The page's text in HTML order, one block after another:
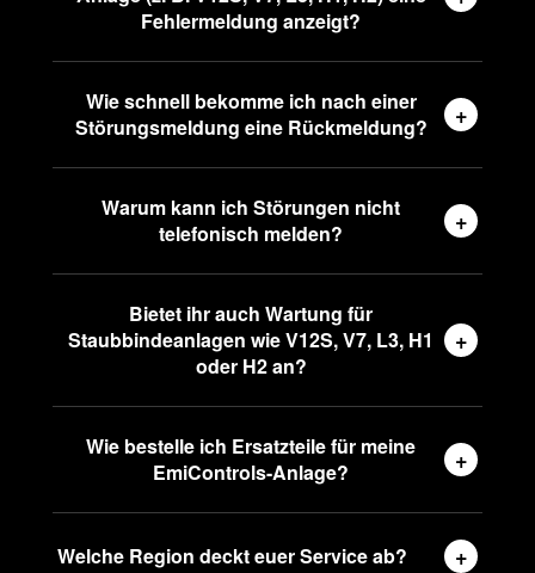
Fehlermeldung anzeigt?
Wie schnell bekomme ich nach einer
Störungsmeldung eine Rückmeldung?
+
Warum kann ich Störungen nicht
telefonisch melden?
+
Bietet ihr auch Wartung für
Staubbindeanlagen wie V12S, V7, L3, H1
oder H2 an?
+
Wie bestelle ich Ersatzteile für meine
EmiControls-Anlage?
+
Welche Region deckt euer Service ab? +